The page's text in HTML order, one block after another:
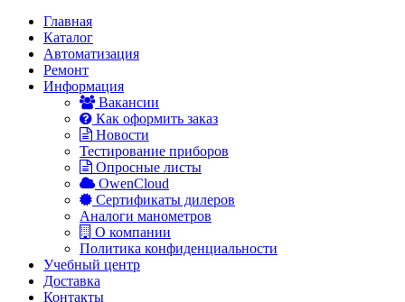
Главная
Каталог
Автоматизация
Ремонт
Информация
Вакансии
Как оформить заказ
Новости
Тестирование приборов
Опросные листы
OwenCloud
Сертификаты дилеров
Аналоги манометров
О компании
Политика конфиденциальности
Учебный центр
Доставка
Контакты